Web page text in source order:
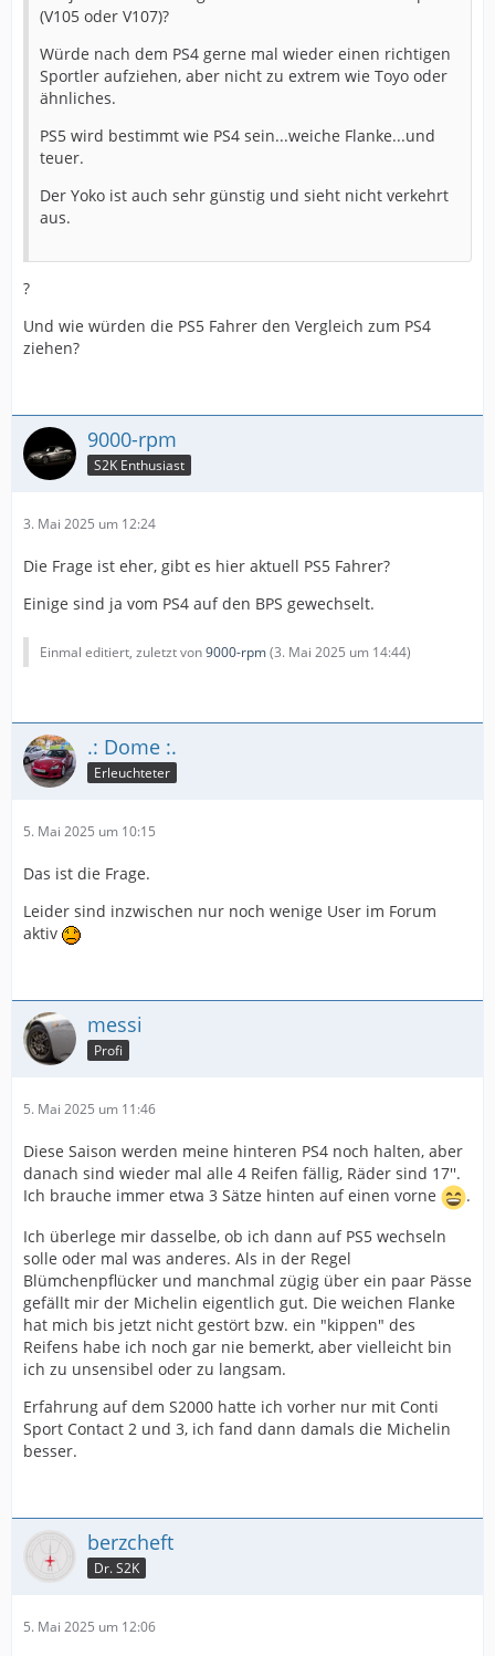
(V105 oder V107)?
Würde nach dem PS4 gerne mal wieder einen richtigen
Sportler aufziehen, aber nicht zu extrem wie Toyo oder
ähnliches.
PS5 wird bestimmt wie PS4 sein...weiche Flanke...und
teuer.
Der Yoko ist auch sehr günstig und sieht nicht verkehrt
aus.
?
Und wie würden die PS5 Fahrer den Vergleich zum PS4
ziehen?
9000-rpm
S2K Enthusiast
3. Mai 2025 um 12:24
Die Frage ist eher, gibt es hier aktuell PS5 Fahrer?
Einige sind ja vom PS4 auf den BPS gewechselt.
Einmal editiert, zuletzt von9000-rpm(3. Mai 2025 um 14:44)
.: Dome :.
Erleuchteter
5. Mai 2025 um 10:15
Das ist die Frage.
Leider sind inzwischen nur noch wenige User im Forum
aktiv
messi
Profi
5. Mai 2025 um 11:46
Diese Saison werden meine hinteren PS4 noch halten, aber
danach sind wieder mal alle 4 Reifen fällig, Räder sind 17''.
Ich brauche immer etwa 3 Sätze hinten auf einen vorne
.
Ich überlege mir dasselbe, ob ich dann auf PS5 wechseln
solle oder mal was anderes. Als in der Regel
Blümchenpflücker und manchmal zügig über ein paar Pässe
gefällt mir der Michelin eigentlich gut. Die weichen Flanke
hat mich bis jetzt nicht gestört bzw. ein "kippen" des
Reifens habe ich noch gar nie bemerkt, aber vielleicht bin
ich zu unsensibel oder zu langsam.
Erfahrung auf dem S2000 hatte ich vorher nur mit Conti
Sport Contact 2 und 3, ich fand dann damals die Michelin
besser.
berzcheft
Dr. S2K
5. Mai 2025 um 12:06